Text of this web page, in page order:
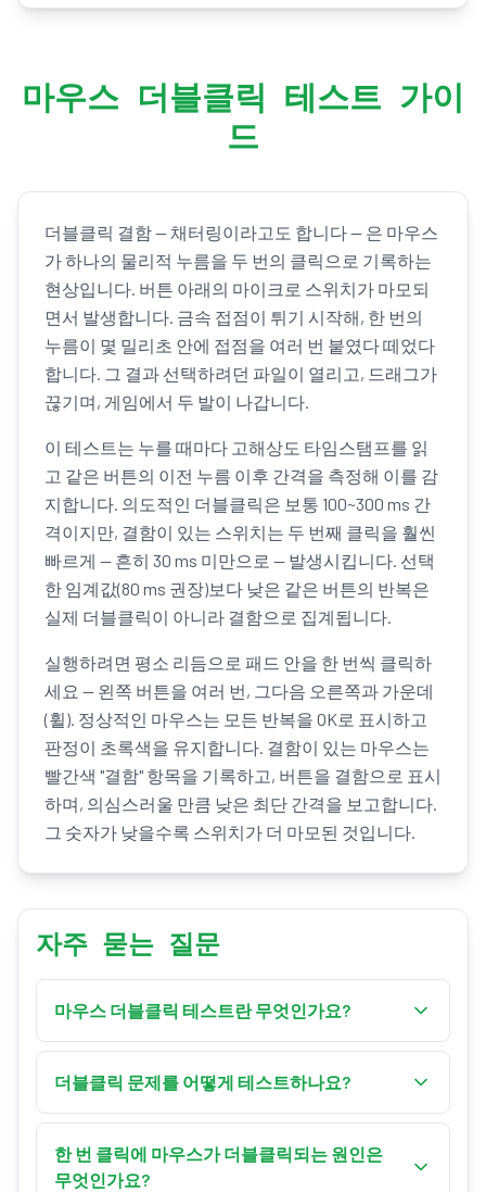
마우스 더블클릭 테스트 가이
드
더블클릭 결함 — 채터링이라고도 합니다 — 은 마우스
가 하나의 물리적 누름을 두 번의 클릭으로 기록하는
현상입니다. 버튼 아래의 마이크로 스위치가 마모되
면서 발생합니다. 금속 접점이 튀기 시작해, 한 번의
누름이 몇 밀리초 안에 접점을 여러 번 붙였다 떼었다
합니다. 그 결과 선택하려던 파일이 열리고, 드래그가
끊기며, 게임에서 두 발이 나갑니다.
이 테스트는 누를 때마다 고해상도 타임스탬프를 읽
고 같은 버튼의 이전 누름 이후 간격을 측정해 이를 감
지합니다. 의도적인 더블클릭은 보통 100~300 ms 간
격이지만, 결함이 있는 스위치는 두 번째 클릭을 훨씬
빠르게 — 흔히 30 ms 미만으로 — 발생시킵니다. 선택
한 임계값(80 ms 권장)보다 낮은 같은 버튼의 반복은
실제 더블클릭이 아니라 결함으로 집계됩니다.
실행하려면 평소 리듬으로 패드 안을 한 번씩 클릭하
세요 — 왼쪽 버튼을 여러 번, 그다음 오른쪽과 가운데
(휠). 정상적인 마우스는 모든 반복을 OK로 표시하고
판정이 초록색을 유지합니다. 결함이 있는 마우스는
빨간색 "결함" 항목을 기록하고, 버튼을 결함으로 표시
하며, 의심스러울 만큼 낮은 최단 간격을 보고합니다.
그 숫자가 낮을수록 스위치가 더 마모된 것입니다.
자주 묻는 질문
마우스 더블클릭 테스트란 무엇인가요?
마우스 더블클릭 테스트는 마우스가 하나의 물리
적 누름을 두 번의 클릭으로 기록하는지 확인하는
반복을 표시합니다 — 흔히 "채터링" 또는 더블클릭
결함이라고 부르는, 마모된 스위치의 명백한 신호
더블클릭 문제를 어떻게 테스트하나요?
테스트 상자 안을 의도적인 더블클릭이 아니라 평
소처럼 한 번씩 클릭하세요. 왼쪽 버튼을 여러 번 클
릭한 다음, 오른쪽과 가운데(휠) 버튼을 시도하세
한 번 클릭에 마우스가 더블클릭되는 원인은
무엇인가요?